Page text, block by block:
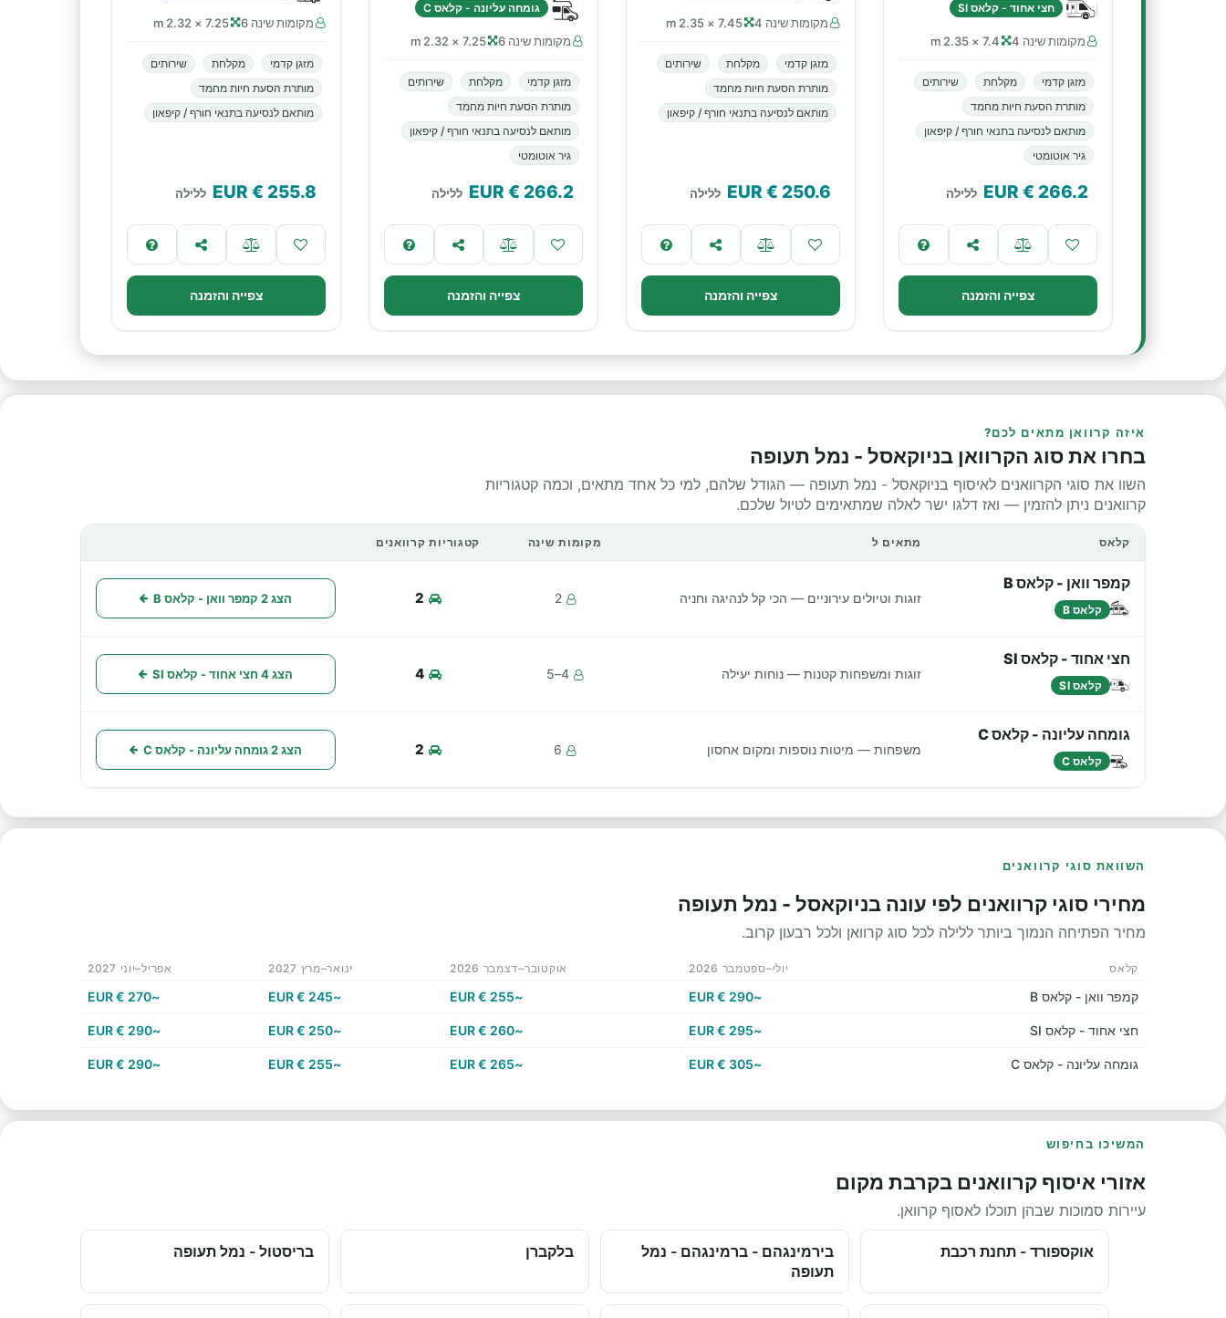
חצי אחוד - קלאס SI
מקומות שינה 4 7.4 × 2.35 m
מזגן קדמי מקלחת
שירותים
מותרת הסעת חיות מחמד
מותאם לנסיעה בתנאי חורף / קיפאון
גיר אוטומטי
266.2
€ EUR ללילה
צפייה והזמנה
מקומות שינה 4 7.45 × 2.35 m
מזגן קדמי מקלחת
שירותים
מותרת הסעת חיות מחמד
מותאם לנסיעה בתנאי חורף / קיפאון
250.6
€ EUR ללילה
צפייה והזמנה
גומחה עליונה - קלאס C
מקומות שינה 6 7.25 × 2.32 m
מזגן קדמי מקלחת
שירותים
מותרת הסעת חיות מחמד
מותאם לנסיעה בתנאי חורף / קיפאון
גיר אוטומטי
266.2
€ EUR ללילה
צפייה והזמנה
מקומות שינה 6 7.25 × 2.32 m
מזגן קדמי מקלחת
שירותים
מותרת הסעת חיות מחמד
מותאם לנסיעה בתנאי חורף / קיפאון
255.8
€ EUR ללילה
צפייה והזמנה
איזה קרוואן מתאים לכם?
בחרו את סוג הקרוואן בניוקאסל - נמל תעופה
השוו את סוגי הקרוואנים לאיסוף בניוקאסל - נמל תעופה — הגודל שלהם, למי כל אחד מתאים, וכמה קטגוריות
קרוואנים ניתן להזמין — ואז דלגו ישר לאלה שמתאימים לטיול שלכם.
קלאס מתאים ל מקומות שינה קטגוריות קרוואנים
קמפר וואן - קלאס B
קלאס B
זוגות וטיולים עירוניים — הכי קל לנהיגה וחניה 2
2 הצג 2 קמפר וואן - קלאס B
חצי אחוד - קלאס SI
קלאס SI
זוגות ומשפחות קטנות — נוחות יעילה 4–5
4 הצג 4 חצי אחוד - קלאס SI
גומחה עליונה - קלאס C
קלאס C
משפחות — מיטות נוספות ומקום אחסון 6
2 הצג 2 גומחה עליונה - קלאס C
השוואת סוגי קרוואנים
מחירי סוגי קרוואנים לפי עונה בניוקאסל - נמל תעופה
מחיר הפתיחה הנמוך ביותר ללילה לכל סוג קרוואן ולכל רבעון קרוב.
קלאס יולי–ספטמבר 2026 אוקטובר–דצמבר 2026 ינואר–מרץ 2027 אפריל–יוני 2027
קמפר וואן - קלאס B ~290 € EUR
~255 € EUR
~245 € EUR
~270 € EUR
חצי אחוד - קלאס SI ~295 € EUR
~260 € EUR
~250 € EUR
~290 € EUR
גומחה עליונה - קלאס C ~305 € EUR
~265 € EUR
~255 € EUR
~290 € EUR
המשיכו בחיפוש
אזורי איסוף קרוואנים בקרבת מקום
עיירות סמוכות שבהן תוכלו לאסוף קרוואן.
אוקספורד - תחנת רכבת
בירמינגהם - ברמינגהם - נמל
תעופה
בלקברן בריסטול - נמל תעופה